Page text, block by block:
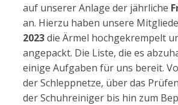
auf unserer Anlage der jährliche
an. Hierzu haben unsere
2023die Ärmel hochgekrempelt
angepackt. Die Liste, die es
einige Aufgaben für uns bereit.
der Schleppnetze, über das
der Schuhreiniger bis hin zum